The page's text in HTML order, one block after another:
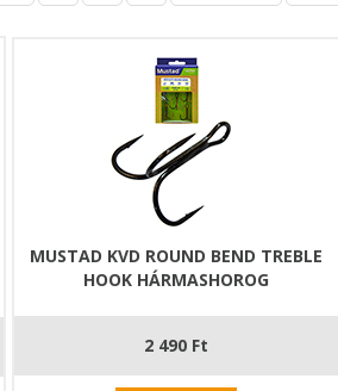
MUSTAD KVD ROUND BEND TREBLE
HOOK HÁRMASHOROG
2 490 Ft